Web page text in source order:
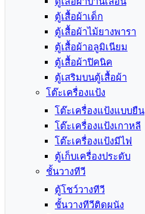
ตู้เสื้อผ้าเด็ก
ตู้เสื้อผ้าไม้ยางพารา
ตู้เสื้อผ้าอลูมิเนียม
ตู้เสื้อผ้าปิคนิค
ตู้เสริมบนตู้เสื้อผ้า
โต๊ะเครื่องแป้ง
โต๊ะเครื่องแป้งแบบยืน
โต๊ะเครื่องแป้งเกาหลี
โต๊ะเครื่องแป้งมีไฟ
ตู้เก็บเครื่องประดับ
ชั้นวางทีวี
ตู้โชว์วางทีวี
ชั้นวางทีวีติดผนัง